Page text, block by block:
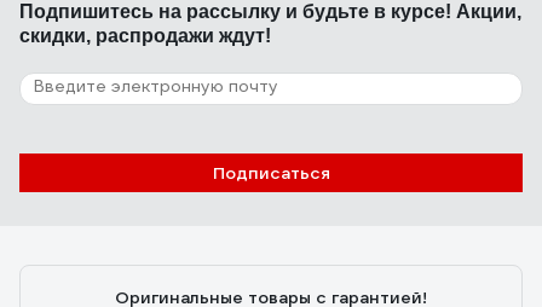
141 отзыв
Отзыв о Biostal Авто
Подпишитесь на рассылку и будьте в курсе! Акции,
скидки, распродажи ждут!
Подписаться
Оригинальные товары с гарантией!